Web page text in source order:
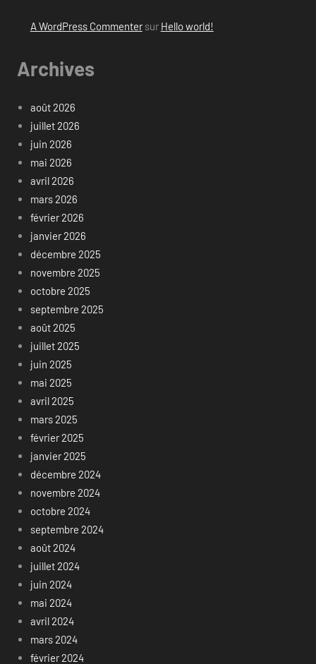
A WordPress Commentersur Hello world!
Archives
août 2026
juillet 2026
juin 2026
mai 2026
avril 2026
mars 2026
février 2026
janvier 2026
décembre 2025
novembre 2025
octobre 2025
septembre 2025
août 2025
juillet 2025
juin 2025
mai 2025
avril 2025
mars 2025
février 2025
janvier 2025
décembre 2024
novembre 2024
octobre 2024
septembre 2024
août 2024
juillet 2024
juin 2024
mai 2024
avril 2024
mars 2024
février 2024